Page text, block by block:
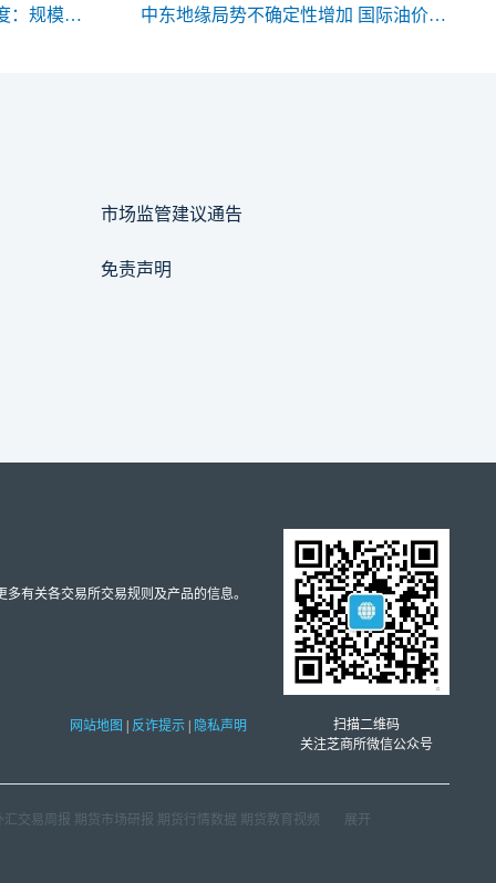
期货合约规格的三大关键维度：规模、交割与标准化
中东地缘局势不确定性增加 国际油价高位震荡
市场监管建议通告
免责声明
多有关各交易所交易规则及产品的信息。
网站地图 反诈提示 隐私声明
扫描二维码
关注芝商所微信公众号
汇交易周报 期货市场研报 期货行情数据 期货教育视频 展开